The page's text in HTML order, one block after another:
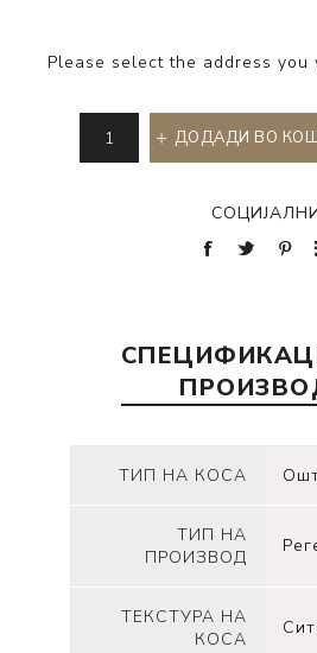
Please select the address you
ДОДАДИ ВО
ТИП НА КОСА
ТИП НА
ПРОИЗВОД
ТЕКСТУРА НА
КОСА